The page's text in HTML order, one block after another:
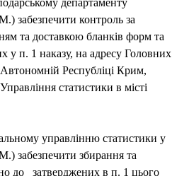
департаменту
забезпечити контроль за
та доставкою бланків форм та
у п. 1 наказу, на адресу Головних
Республіці Крим,
статистики в місті
управлінню статистики у
забезпечити збирання та
до затверджених в п. 1 цього